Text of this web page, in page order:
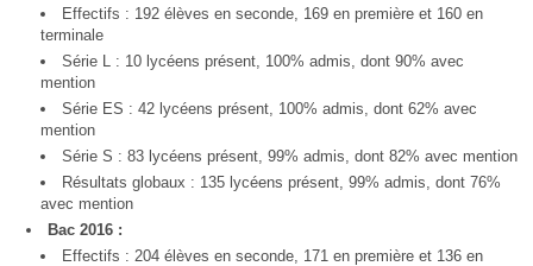
Effectifs : 192 élèves en seconde, 169 en première et 160 en
terminale
Série L : 10 lycéens présent, 100% admis, dont 90% avec
mention
Série ES : 42 lycéens présent, 100% admis, dont 62% avec
mention
Série S : 83 lycéens présent, 99% admis, dont 82% avec mention
Résultats globaux : 135 lycéens présent, 99% admis, dont 76%
avec mention
Bac 2016 :
Effectifs : 204 élèves en seconde, 171 en première et 136 en